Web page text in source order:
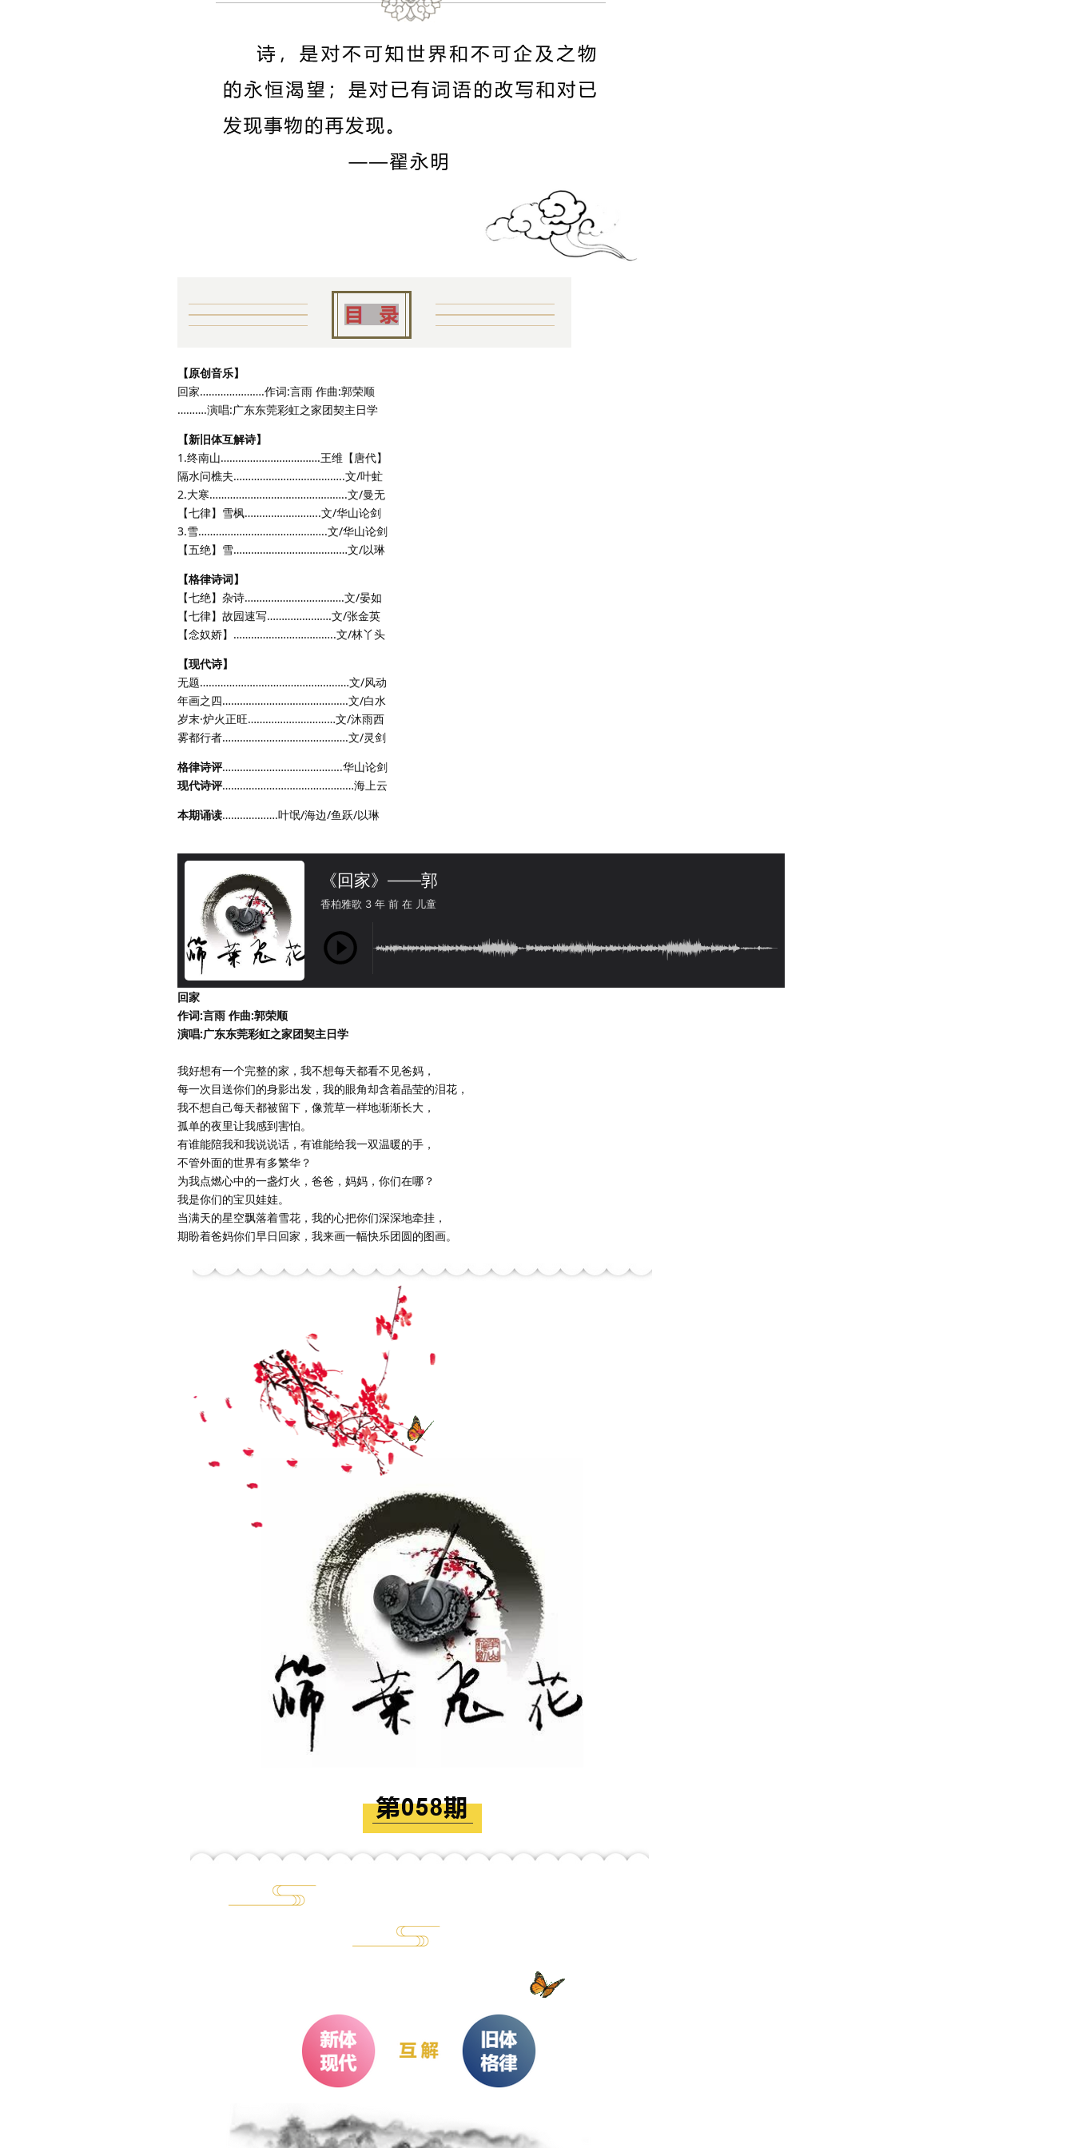
【原创音乐】
回家………………….作词:言雨 作曲:郭荣顺
……….演唱:广东东莞彩虹之家团契主日学
【新旧体互解诗】
1.终南山…………………………….王维【唐代】
隔水问樵夫………………………………..文/叶虻
2.大寒………………………………………..文/曼无
【七律】雪枫……………………..文/华山论剑
3.雪……………………………………..文/华山论剑
【五绝】雪…………………………………文/以琳
【格律诗词】
【七绝】杂诗…………………………….文/晏如
【七律】故园速写………………….文/张金英
【念奴娇】……………………………..文/林丫头
【现代诗】
无题……………………………………………文/风动
年画之四…………………………………….文/白水
岁末·炉火正旺…………………………文/沐雨西
雾都行者…………………………………….文/灵剑
格律诗评…………………………………..华山论剑
现代诗评………………………………………海上云
本期诵读……………….叶氓/海边/鱼跃/以琳
回家
作词:言雨 作曲:郭荣顺
演唱:广东东莞彩虹之家团契主日学
我好想有一个完整的家，我不想每天都看不见爸妈，
每一次目送你们的身影出发，我的眼角却含着晶莹的泪花，
我不想自己每天都被留下，像荒草一样地渐渐长大，
孤单的夜里让我感到害怕。
有谁能陪我和我说说话，有谁能给我一双温暖的手，
不管外面的世界有多繁华？
为我点燃心中的一盏灯火，爸爸，妈妈，你们在哪？
我是你们的宝贝娃娃。
当满天的星空飘落着雪花，我的心把你们深深地牵挂，
期盼着爸妈你们早日回家，我来画一幅快乐团圆的图画。